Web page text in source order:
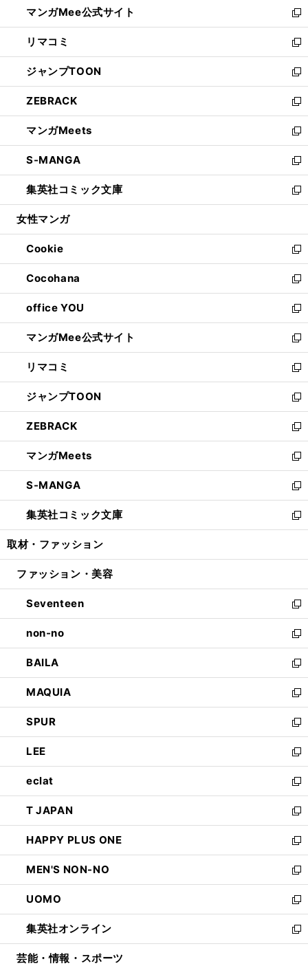
く
ド
ウ
で
開
く
ィ
ン
ド
ウ
で
開
く
い
ウ
ィ
ン
ド
ウ
で
開
く
マンガMee公式サイト
新
し
い
ウ
ィ
ン
ド
ウ
で
開
く
リマコミ
新
し
い
ウ
ィ
ン
ド
ウ
で
開
く
ジャンプTOON
新
し
い
ウ
ィ
ン
ド
ウ
で
開
ZEBRACK
新
し
い
ウ
ィ
ン
ド
ウ
開
く
マンガMeets
新
し
い
ウ
ィ
ン
ウ
で
開
く
S-MANGA
新
し
い
ウ
ン
ド
ウ
で
開
く
集英社コミック文庫
新
し
ウ
ィ
ン
ド
ウ
で
開
く
女性マンガ
Cookie
新
し
い
ウ
ィ
ン
ド
ウ
で
開
く
Cocohana
新
し
い
ウ
ィ
ン
ド
ウ
で
開
く
office YOU
新
し
い
ウ
ィ
ン
ド
ウ
で
開
く
マンガMee公式サイト
新
し
い
ウ
ィ
ン
ド
ウ
で
開
く
リマコミ
新
し
い
ウ
ィ
ン
ド
ウ
で
開
く
ジャンプTOON
新
し
い
ウ
ィ
ン
ド
ウ
で
開
ZEBRACK
新
し
い
ウ
ィ
ン
ド
ウ
開
マンガMeets
新
し
い
ウ
ィ
ン
ウ
開
く
S-MANGA
新
し
い
ウ
ン
ウ
で
開
く
集英社コミック文庫
新
し
ウ
ン
ド
ウ
で
開
く
取材・ファッション
ファッション・美容
Seventeen
新
し
い
ウ
ィ
ン
ド
ウ
で
開
く
non-no
新
し
い
ウ
ィ
ン
ド
ウ
で
開
く
BAILA
新
し
い
ウ
ィ
ン
ド
ウ
で
開
く
MAQUIA
新
し
い
ウ
ィ
ン
ド
ウ
で
開
く
SPUR
新
し
い
ウ
ィ
ン
ド
ウ
で
開
く
LEE
新
し
い
ウ
ィ
ン
ド
ウ
で
開
く
eclat
新
し
い
ウ
ィ
ン
ド
ウ
で
開
く
T JAPAN
新
し
い
ウ
ィ
ン
ド
ウ
で
開
HAPPY PLUS ONE
新
し
い
ウ
ィ
ン
ド
ウ
MEN'S NON-NO
新
し
い
ウ
ィ
ン
UOMO
新
し
い
ウ
集英社オンライン
新
し
芸能・情報・スポーツ